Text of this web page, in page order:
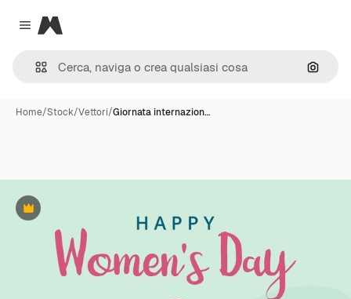
Close menu
Magnific
Cerca
Home/Stock/Vettori/Giornata internazion…
Premium